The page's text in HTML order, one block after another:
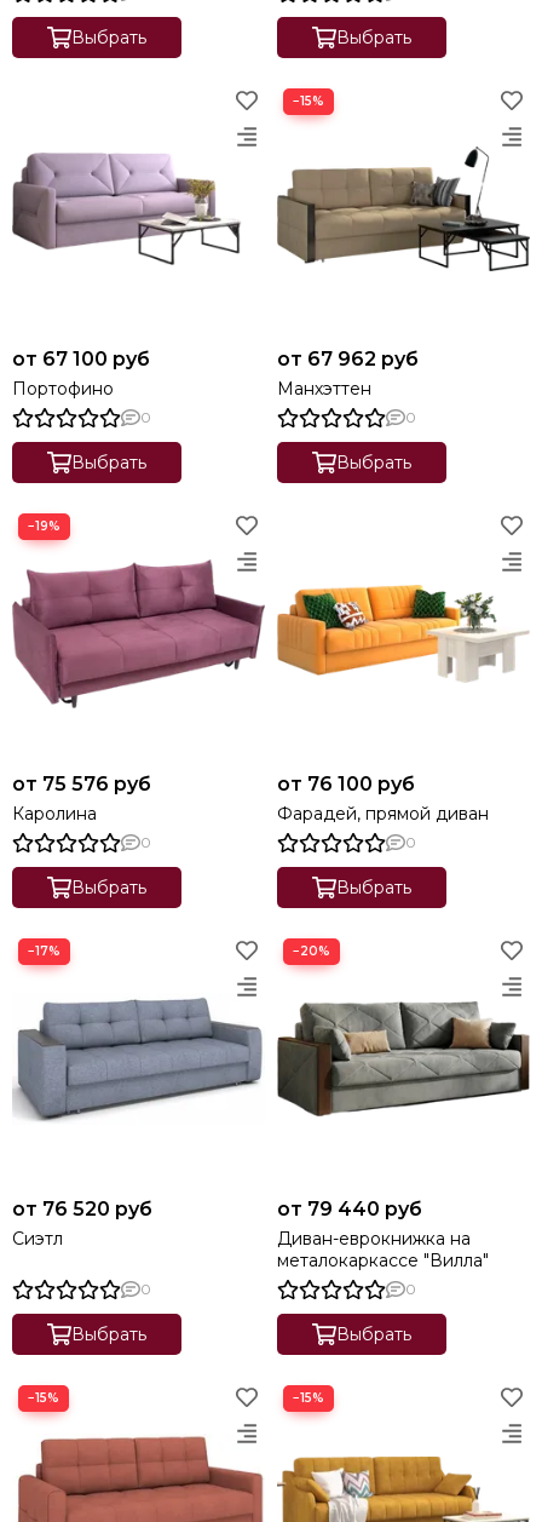
Выбрать Выбрать
от 67 100 руб
Портофино
0
Выбрать
−15%
от 67 962 руб
Манхэттен
0
Выбрать
−19%
от 75 576 руб
Каролина
0
Выбрать
от 76 100 руб
Фарадей, прямой диван
0
Выбрать
−17%
от 76 520 руб
Сиэтл
0
Выбрать
−20%
от 79 440 руб
Диван-еврокнижка на
металокаркассе "Вилла"
0
Выбрать
−15% −15%